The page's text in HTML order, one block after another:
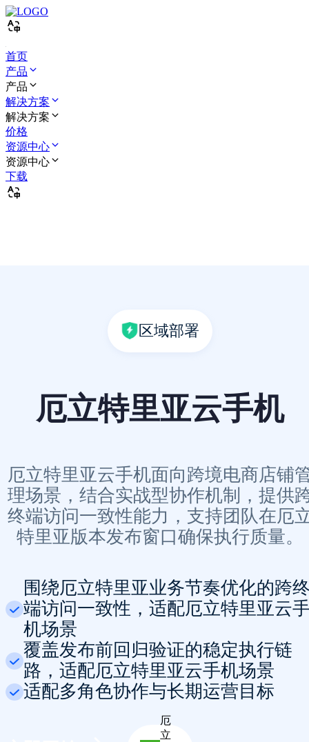
首页
产品
产品
解决方案
解决方案
价格
资源中心
资源中心
下载
区域部署
厄立特里亚云手机
厄立特里亚云手机面向跨境电商店铺
理场景，结合实战型协作机制，提供
终端访问一致性能力，支持团队在厄
特里亚版本发布窗口确保执行质量。
围绕厄立特里亚业务节奏优化的跨
端访问一致性，适配厄立特里亚云
机场景
覆盖发布前回归验证的稳定执行链
路，适配厄立特里亚云手机场景
适配多角色协作与长期运营目标
厄
立